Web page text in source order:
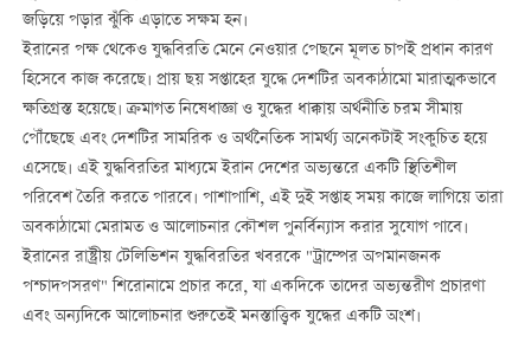
জড়িয়ে পড়ার ঝুঁকি এড়াতে সক্ষম হন।
ইরানের পক্ষ থেকেও যুদ্ধবিরতি মেনে নেওয়ার পেছনে মূলত চাপই প্রধান কারণ
হিসেবে কাজ করেছে। প্রায় ছয় সপ্তাহের যুদ্ধে দেশটির অবকাঠামো মারাত্মকভাবে
ক্ষতিগ্রস্ত হয়েছে। ক্রমাগত নিষেধাজ্ঞা ও যুদ্ধের ধাক্কায় অর্থনীতি চরম সীমায়
পৌঁছেছে এবং দেশটির সামরিক ও অর্থনৈতিক সামর্থ্য অনেকটাই সংকুচিত হয়ে
এসেছে। এই যুদ্ধবিরতির মাধ্যমে ইরান দেশের অভ্যন্তরে একটি স্থিতিশীল
পরিবেশ তৈরি করতে পারবে। পাশাপাশি, এই দুই সপ্তাহ সময় কাজে লাগিয়ে তারা
অবকাঠামো মেরামত ও আলোচনার কৌশল পুনর্বিন্যাস করার সুযোগ পাবে।
ইরানের রাষ্ট্রীয় টেলিভিশন যুদ্ধবিরতির খবরকে "ট্রাম্পের অপমানজনক
পশ্চাদপসরণ" শিরোনামে প্রচার করে, যা একদিকে তাদের অভ্যন্তরীণ প্রচারণা
এবং অন্যদিকে আলোচনার শুরুতেই মনস্তাত্ত্বিক যুদ্ধের একটি অংশ।